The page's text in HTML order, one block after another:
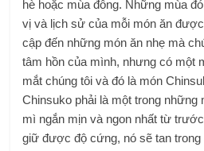
hè hoặc mùa đông. Những mùa
vị và lịch sử của mỗi món ăn
cập đến những món ăn nhẹ mà
tâm hồn của mình, nhưng có một
mắt chúng tôi và đó là món
Chinsuko phải là một trong những
mì ngắn mịn và ngon nhất từ
giữ được độ cứng, nó sẽ tan